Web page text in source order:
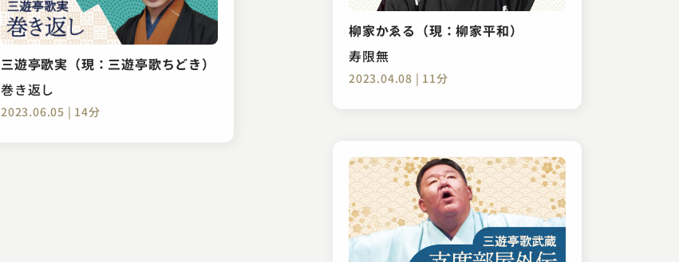
三遊亭歌実（現：三遊亭歌ちどき）
巻き返し
2023.06.05 | 14分
柳家かゑる（現：柳家平和）
寿限無
2023.04.08 | 11分